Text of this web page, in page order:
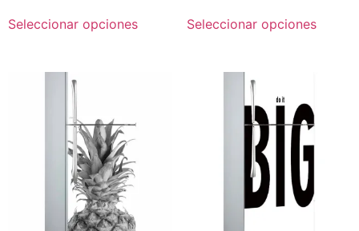
Seleccionar opciones Seleccionar opciones